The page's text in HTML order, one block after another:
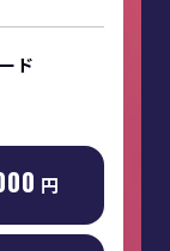
ド
円